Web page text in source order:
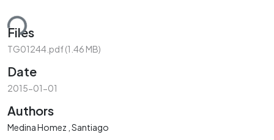
Files
TG01244.pdf(1.46 MB)
Date
2015-01-01
Authors
Medina Homez , Santiago